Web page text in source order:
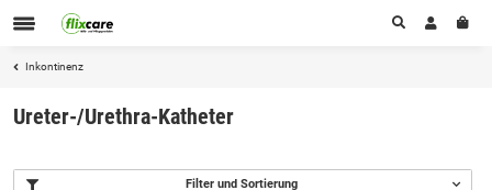
Inkontinenz
Ureter-/Urethra-Katheter
Filter und Sortierung